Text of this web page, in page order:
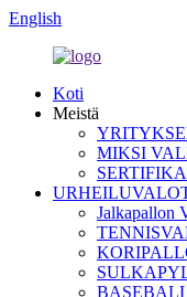
English
Koti
Meistä
MIKSI
Jalkapallon